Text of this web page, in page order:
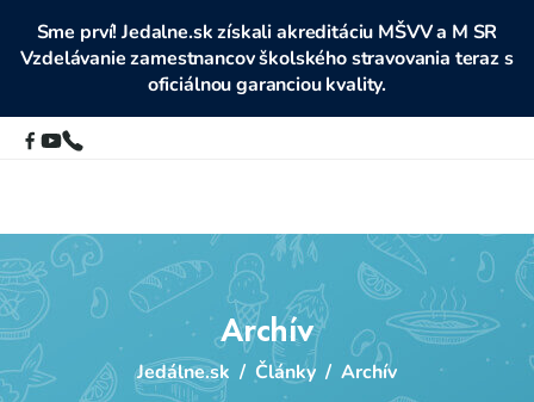
Sme prví! Jedalne.sk získali akreditáciu MŠVV a M SR
Vzdelávanie zamestnancov školského stravovania teraz s
oficiálnou garanciou kvality.
Archív
Jedálne.sk / Články / Archív